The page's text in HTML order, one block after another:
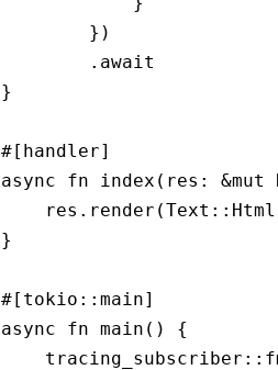
        })
        .await
}
#[handler]
async fn index (res : &mut
    res
. render (Text :: Html
}
#[tokio :: main]
async fn main () {
    tracing_subscriber
::